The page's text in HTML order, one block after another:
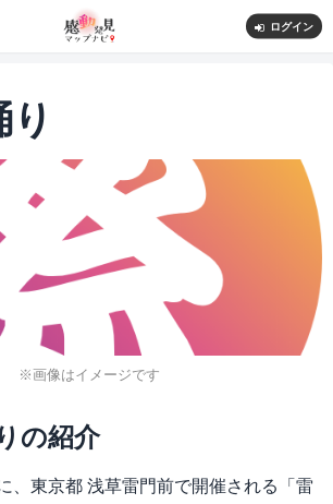
ログイン
※画像はイメージです
の紹介
、東京都 浅草雷門前で開催される「雷